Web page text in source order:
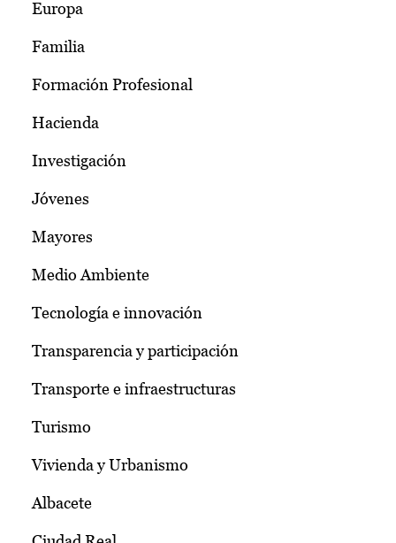
Europa
Familia
Formación Profesional
Hacienda
Investigación
Jóvenes
Mayores
Medio Ambiente
Tecnología e innovación
Transparencia y participación
Transporte e infraestructuras
Turismo
Vivienda y Urbanismo
Albacete